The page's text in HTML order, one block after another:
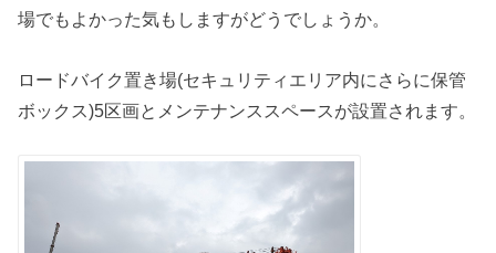
場でもよかった気もしますがどうでしょうか。
ロードバイク置き場(セキュリティエリア内にさらに保管
ボックス)5区画とメンテナンススペースが設置されます。